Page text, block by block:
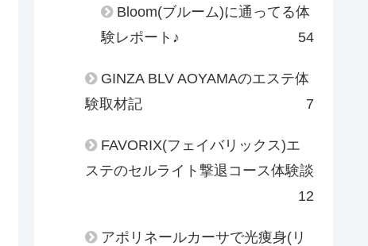
Bloom(ブルーム)に通ってる体
験レポート♪
54
GINZA BLV AOYAMAのエステ体
験取材記
7
FAVORIX(フェイバリックス)エ
ステのセルライト撃退コース体験談
12
アポリネールカーサで光痩身(リ